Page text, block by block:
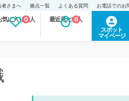
者さまへ 拠点一覧 よくある質問 お電話でのお
気に入り求人
0 最近見た求人
0
スポット
マイページ